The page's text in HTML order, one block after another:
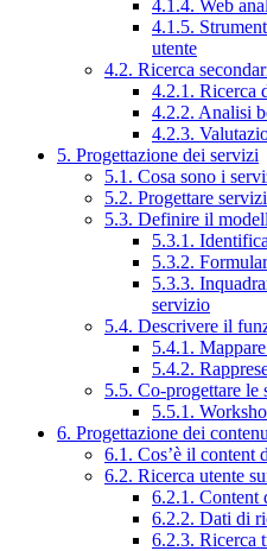
4.1.4. Web
4.1.5.
utente
4.2. Ricerca
4.2.1. Ricerca
4.2.2. Analisi
4.2.3.
5. Progettazione dei servizi
5.1. Cosa sono i
5.2. Progettare
5.3. Definire il
5.3.1.
5.3.2.
5.3.3.
servizio
5.4. Descrivere il
5.4.1.
5.4.2.
5.5. Co-progettare le
5.5.1.
6. Progettazione dei
6.1. Cos’è il content
6.2. Ricerca utente
6.2.1. Content
6.2.2. Dati di
6.2.3. Ricerca